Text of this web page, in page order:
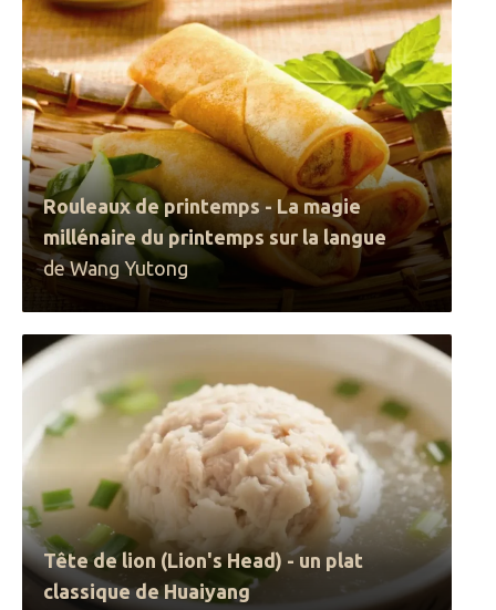
Rouleaux de printemps - La magie
millénaire du printemps sur la langue
de Wang Yutong
Tête de lion (Lion's Head) - un plat
classique de Huaiyang